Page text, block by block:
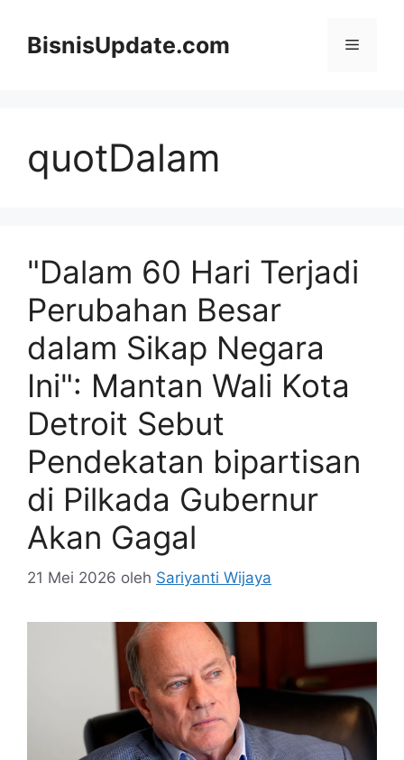
BisnisUpdate.com Menu
quotDalam
"Dalam 60 Hari Terjadi
Perubahan Besar
dalam Sikap Negara
Ini": Mantan Wali Kota
Detroit Sebut
Pendekatan bipartisan
di Pilkada Gubernur
Akan Gagal
21 Mei 2026 oleh Sariyanti Wijaya